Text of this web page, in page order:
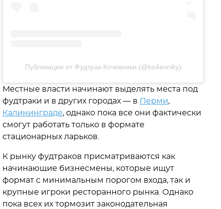
Публикация от Фудтрак Кочевники (@ko4evniky)
Местные власти начинают выделять места под
фудтраки и в других городах — в Перми,
Калининграде, однако пока все они фактически
смогут работать только в формате
стационарных ларьков.
К рынку фудтраков присматриваются как
начинающие бизнесмены, которые ищут
формат с минимальным порогом входа, так и
крупные игроки ресторанного рынка. Однако
пока всех их тормозит законодательная